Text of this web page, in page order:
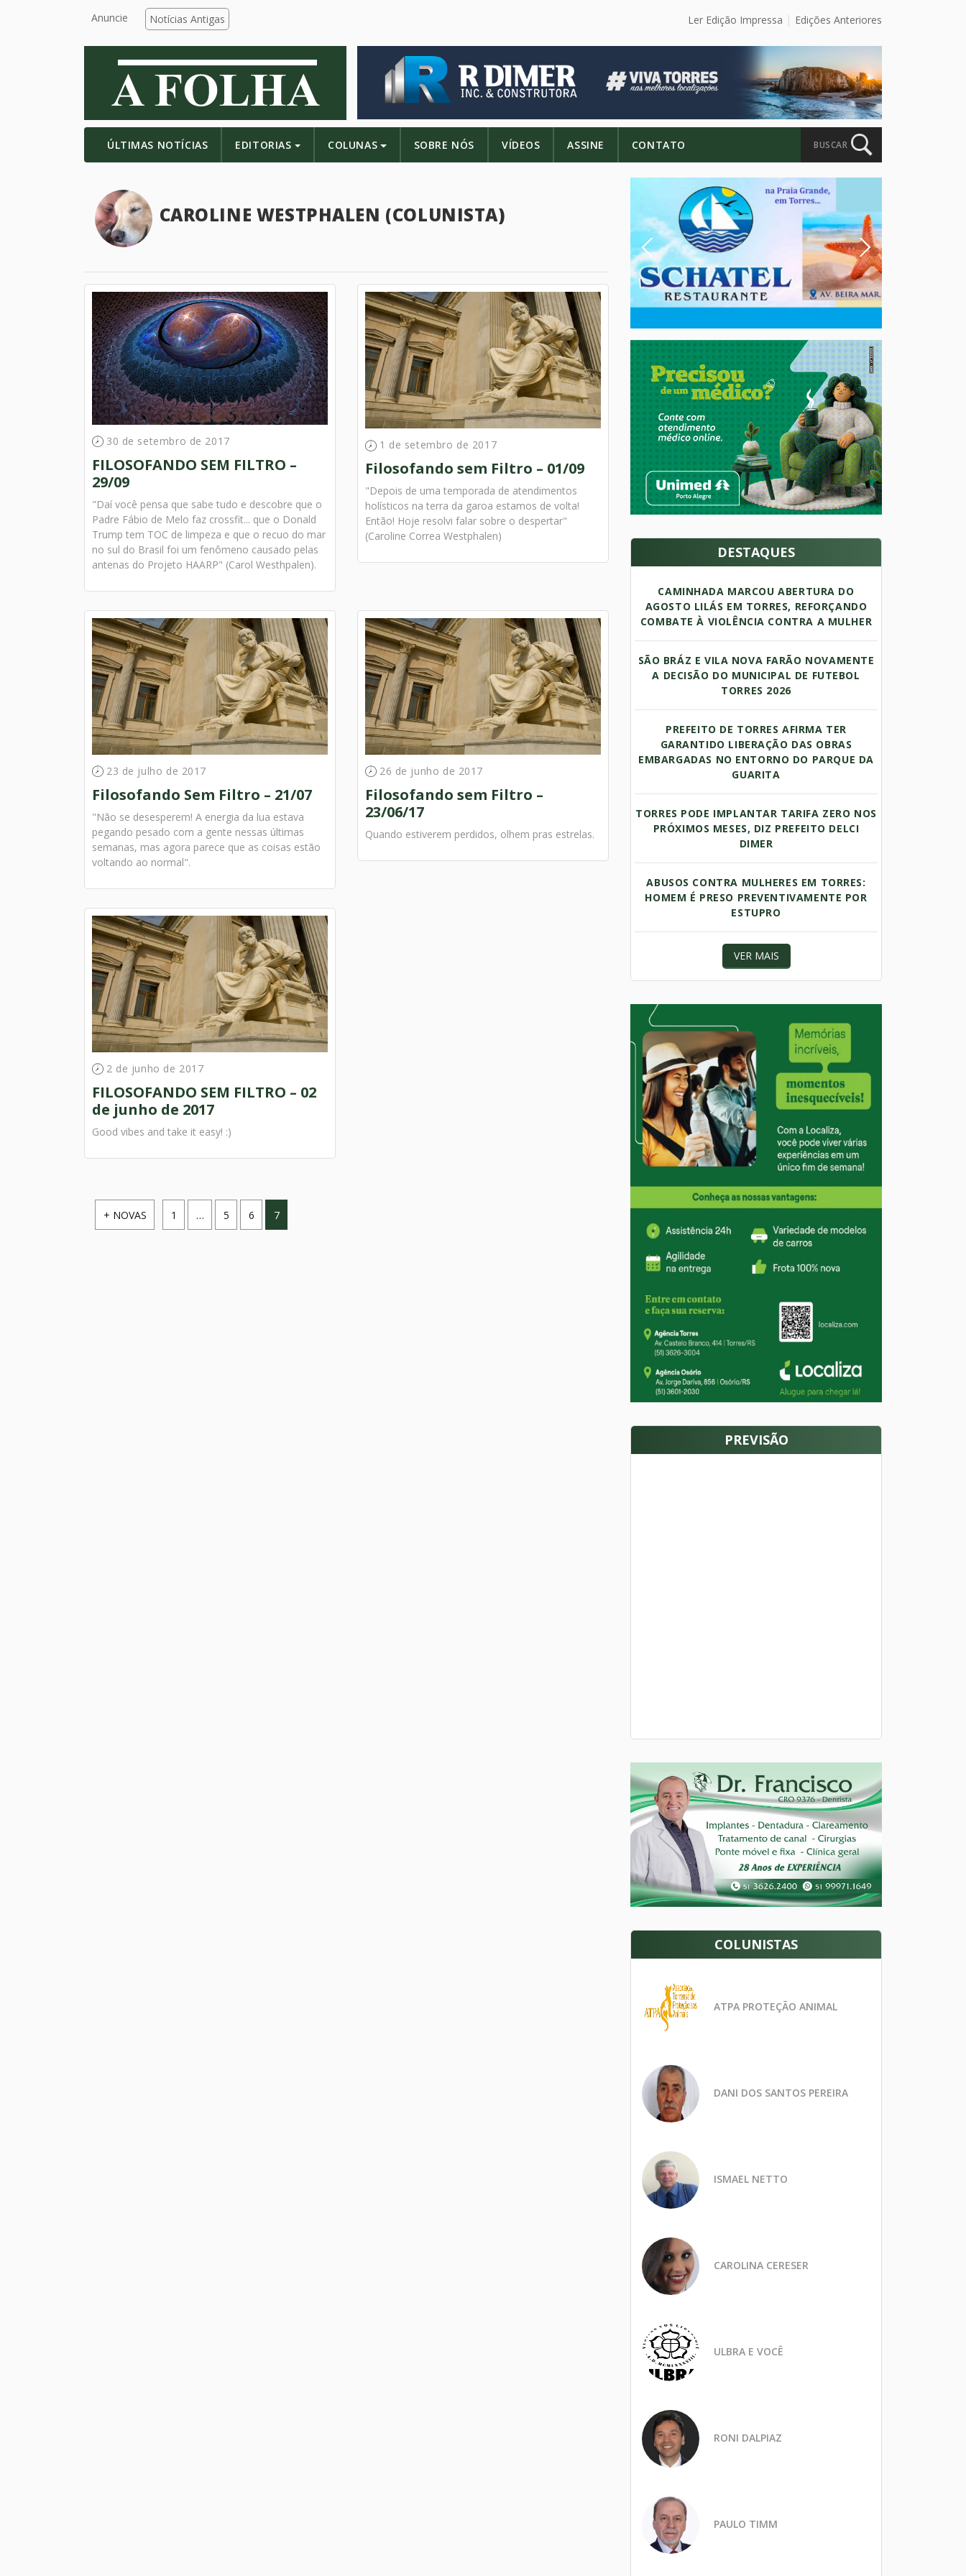
Anuncie Notícias Antigas Ler Edição Impressa Edições Anteriores
ÚLTIMAS NOTÍCIAS EDITORIAS COLUNAS SOBRE NÓS VÍDEOS ASSINE CONTATO BUSCAR
CAROLINE WESTPHALEN (COLUNISTA)
30 de setembro de 2017
FILOSOFANDO SEM FILTRO –
29/09
"Daí você pensa que sabe tudo e descobre que o
Padre Fábio de Melo faz crossfit... que o Donald
Trump tem TOC de limpeza e que o recuo do mar
no sul do Brasil foi um fenômeno causado pelas
antenas do Projeto HAARP" (Carol Westhpalen).
1 de setembro de 2017
Filosofando sem Filtro – 01/09
"Depois de uma temporada de atendimentos
holísticos na terra da garoa estamos de volta!
Então! Hoje resolvi falar sobre o despertar"
(Caroline Correa Westphalen)
23 de julho de 2017
Filosofando Sem Filtro – 21/07
"Não se desesperem! A energia da lua estava
pegando pesado com a gente nessas últimas
semanas, mas agora parece que as coisas estão
voltando ao normal".
26 de junho de 2017
Filosofando sem Filtro –
23/06/17
Quando estiverem perdidos, olhem pras estrelas.
2 de junho de 2017
FILOSOFANDO SEM FILTRO – 02
de junho de 2017
Good vibes and take it easy! :)
Paginação
+ NOVAS 1 … 5 6 7
Previous Next
DESTAQUES
CAMINHADA MARCOU ABERTURA DO
AGOSTO LILÁS EM TORRES, REFORÇANDO
COMBATE À VIOLÊNCIA CONTRA A MULHER
SÃO BRÁZ E VILA NOVA FARÃO NOVAMENTE
A DECISÃO DO MUNICIPAL DE FUTEBOL
TORRES 2026
PREFEITO DE TORRES AFIRMA TER
GARANTIDO LIBERAÇÃO DAS OBRAS
EMBARGADAS NO ENTORNO DO PARQUE DA
GUARITA
TORRES PODE IMPLANTAR TARIFA ZERO NOS
PRÓXIMOS MESES, DIZ PREFEITO DELCI
DIMER
ABUSOS CONTRA MULHERES EM TORRES:
HOMEM É PRESO PREVENTIVAMENTE POR
ESTUPRO
VER MAIS
PREVISÃO
COLUNISTAS
ATPA PROTEÇÃO ANIMAL
DANI DOS SANTOS PEREIRA
ISMAEL NETTO
CAROLINA CERESER
ULBRA E VOCÊ
RONI DALPIAZ
PAULO TIMM